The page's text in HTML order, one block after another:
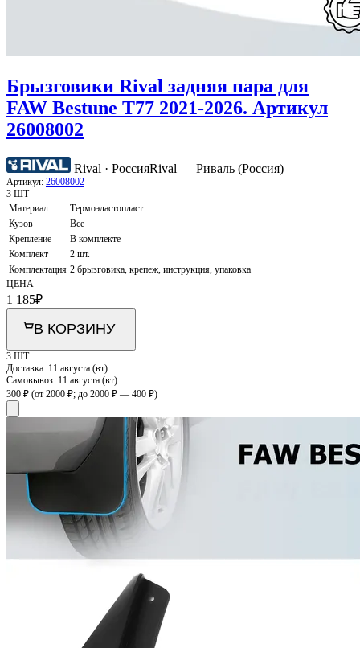
Брызговики Rival задняя пара для
FAW Bestune T77 2021-2026. Артикул
26008002
Rival · РоссияRival — Риваль (Россия)
Артикул: 26008002
3 ШТ
Материал
Термоэластопласт
Кузов
Все
Крепление
В комплекте
Комплект
2 шт.
Комплектация 2 брызговика, крепеж, инструкция, упаковка
ЦЕНА
1 185₽
В КОРЗИНУ
3 ШТ
Доставка: 11 августа (вт)
Самовывоз: 11 августа (вт)
300 ₽ (от 2000 ₽; до 2000 ₽ — 400 ₽)